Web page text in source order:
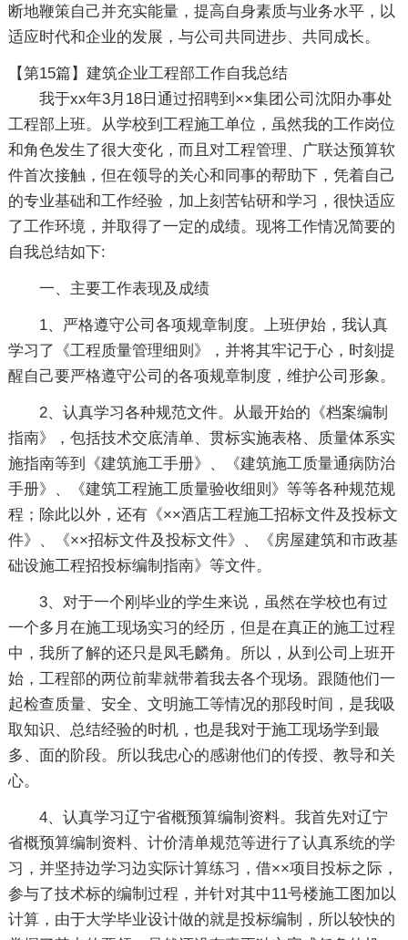
断地鞭策自己并充实能量，提高自身素质与业务水平，以
适应时代和企业的发展，与公司共同进步、共同成长。
【第15篇】建筑企业工程部工作自我总结
我于xx年3月18日通过招聘到××集团公司沈阳办事处
工程部上班。从学校到工程施工单位，虽然我的工作岗位
和角色发生了很大变化，而且对工程管理、广联达预算软
件首次接触，但在领导的关心和同事的帮助下，凭着自己
的专业基础和工作经验，加上刻苦钻研和学习，很快适应
了工作环境，并取得了一定的成绩。现将工作情况简要的
自我总结如下:
一、主要工作表现及成绩
1、严格遵守公司各项规章制度。上班伊始，我认真
学习了《工程质量管理细则》，并将其牢记于心，时刻提
醒自己要严格遵守公司的各项规章制度，维护公司形象。
2、认真学习各种规范文件。从最开始的《档案编制
指南》，包括技术交底清单、贯标实施表格、质量体系实
施指南等到《建筑施工手册》、《建筑施工质量通病防治
手册》、《建筑工程施工质量验收细则》等等各种规范规
程；除此以外，还有《××酒店工程施工招标文件及投标文
件》、《××招标文件及投标文件》、《房屋建筑和市政基
础设施工程招投标编制指南》等文件。
3、对于一个刚毕业的学生来说，虽然在学校也有过
一个多月在施工现场实习的经历，但是在真正的施工过程
中，我所了解的还只是凤毛麟角。所以，从到公司上班开
始，工程部的两位前辈就带着我去各个现场。跟随他们一
起检查质量、安全、文明施工等情况的那段时间，是我吸
取知识、总结经验的时机，也是我对于施工现场学到最
多、面的阶段。所以我忠心的感谢他们的传授、教导和关
心。
4、认真学习辽宁省概预算编制资料。我首先对辽宁
省概预算编制资料、计价清单规范等进行了认真系统的学
习，并坚持边学习边实际计算练习，借××项目投标之际，
参与了技术标的编制过程，并针对其中11号楼施工图加以
计算，由于大学毕业设计做的就是投标编制，所以较快的